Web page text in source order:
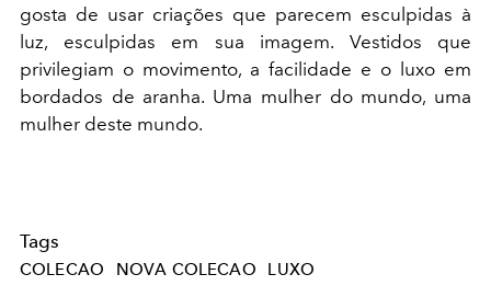
gosta de usar criações que parecem esculpidas à
luz, esculpidas em sua imagem. Vestidos que
privilegiam o movimento, a facilidade e o luxo em
bordados de aranha. Uma mulher do mundo, uma
mulher deste mundo.
Tags
COLECAO NOVA COLECAO LUXO